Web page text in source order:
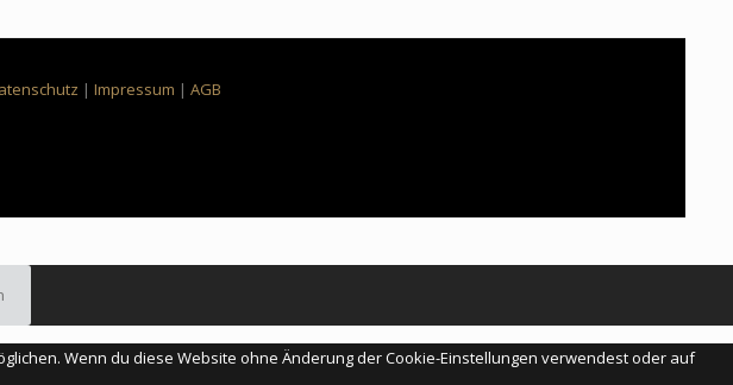
| Impressum | AGB
Wenn du diese Website ohne Änderung der Cookie-Einstellungen verwendest oder auf